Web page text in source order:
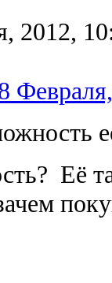
2012,
Её